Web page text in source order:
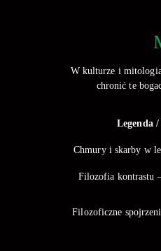
W kulturze i
chronić te
Legenda
Chmury i skarby w
Filozofia kontrastu
Filozoficzne